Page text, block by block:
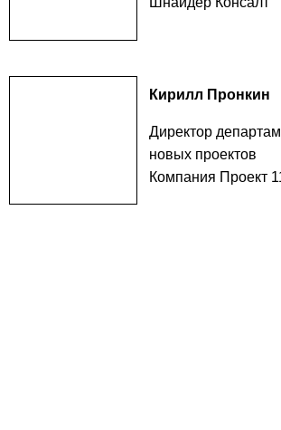
Кирилл Пронкин
Директор
новых проектов
Компания Проект